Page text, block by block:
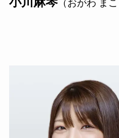
（おがわ まこ